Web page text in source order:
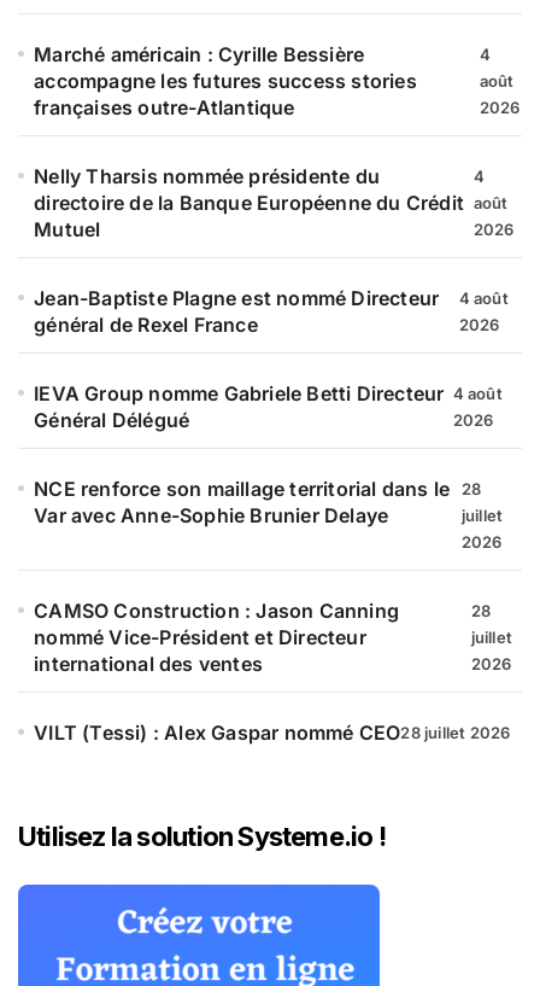
Marché américain : Cyrille Bessière
accompagne les futures success stories
françaises outre-Atlantique
4
août
2026
Nelly Tharsis nommée présidente du
directoire de la Banque Européenne du Crédit
Mutuel
4
août
2026
Jean-Baptiste Plagne est nommé Directeur
général de Rexel France
4 août
2026
IEVA Group nomme Gabriele Betti Directeur
Général Délégué
4 août
2026
NCE renforce son maillage territorial dans le
Var avec Anne-Sophie Brunier Delaye
28
juillet
2026
CAMSO Construction : Jason Canning
nommé Vice-Président et Directeur
international des ventes
28
juillet
2026
VILT (Tessi) : Alex Gaspar nommé CEO28 juillet 2026
Utilisez la solution Systeme.io !